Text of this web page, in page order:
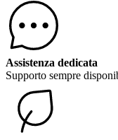
Assistenza dedicata
Supporto sempre